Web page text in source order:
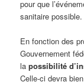
pour que
sanitaire possible.
En fonction des
Gouvernement
lapossibilité
Celle-ci devra